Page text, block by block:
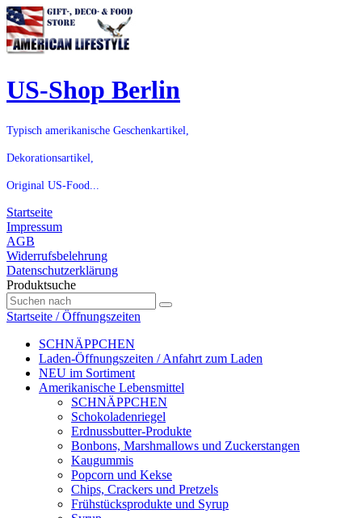
US-Shop Berlin
Typisch amerikanische Geschenkartikel,
Dekorationsartikel,
Original US-Food...
Startseite
Impressum
AGB
Widerrufsbelehrung
Datenschutzerklärung
Produktsuche
Startseite / Öffnungszeiten
SCHNÄPPCHEN
Laden-Öffnungszeiten / Anfahrt zum Laden
NEU im Sortiment
Amerikanische Lebensmittel
SCHNÄPPCHEN
Schokoladenriegel
Erdnussbutter-Produkte
Bonbons, Marshmallows und Zuckerstangen
Kaugummis
Popcorn und Kekse
Chips, Crackers und Pretzels
Frühstücksprodukte und Syrup